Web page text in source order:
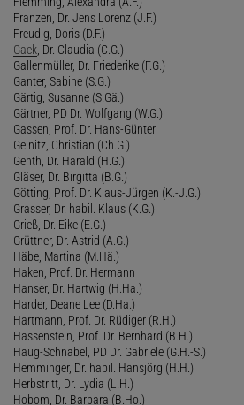
Franzen, Dr. Jens Lorenz (J.F.)
Freudig, Doris (D.F.)
Gack, Dr. Claudia (C.G.)
Gallenmüller, Dr. Friederike (F.G.)
Ganter, Sabine (S.G.)
Gärtig, Susanne (S.Gä.)
Gärtner, PD Dr. Wolfgang (W.G.)
Gassen, Prof. Dr. Hans-Günter
Geinitz, Christian (Ch.G.)
Genth, Dr. Harald (H.G.)
Gläser, Dr. Birgitta (B.G.)
Götting, Prof. Dr. Klaus-Jürgen (K.-J.G.)
Grasser, Dr. habil. Klaus (K.G.)
Grieß, Dr. Eike (E.G.)
Grüttner, Dr. Astrid (A.G.)
Häbe, Martina (M.Hä.)
Haken, Prof. Dr. Hermann
Hanser, Dr. Hartwig (H.Ha.)
Harder, Deane Lee (D.Ha.)
Hartmann, Prof. Dr. Rüdiger (R.H.)
Hassenstein, Prof. Dr. Bernhard (B.H.)
Haug-Schnabel, PD Dr. Gabriele (G.H.-S.)
Hemminger, Dr. habil. Hansjörg (H.H.)
Herbstritt, Dr. Lydia (L.H.)
Hobom, Dr. Barbara (B.Ho.)